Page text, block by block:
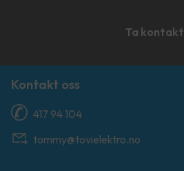
Ta kontakt
Kontakt oss
417 94 104
tommy@tovielektro.no